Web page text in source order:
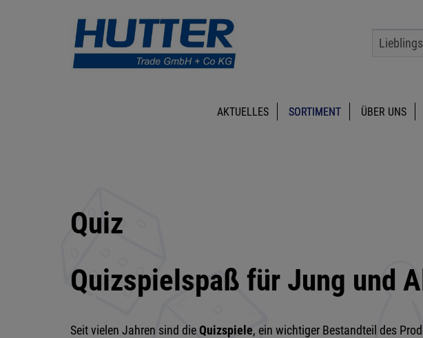
AKTUELLES SORTIMENT ÜBER UNS
Quiz
Quizspielspaß für Jung und
Seit vielen Jahren sind dieQuizspiele, ein wichtiger Bestandteil des